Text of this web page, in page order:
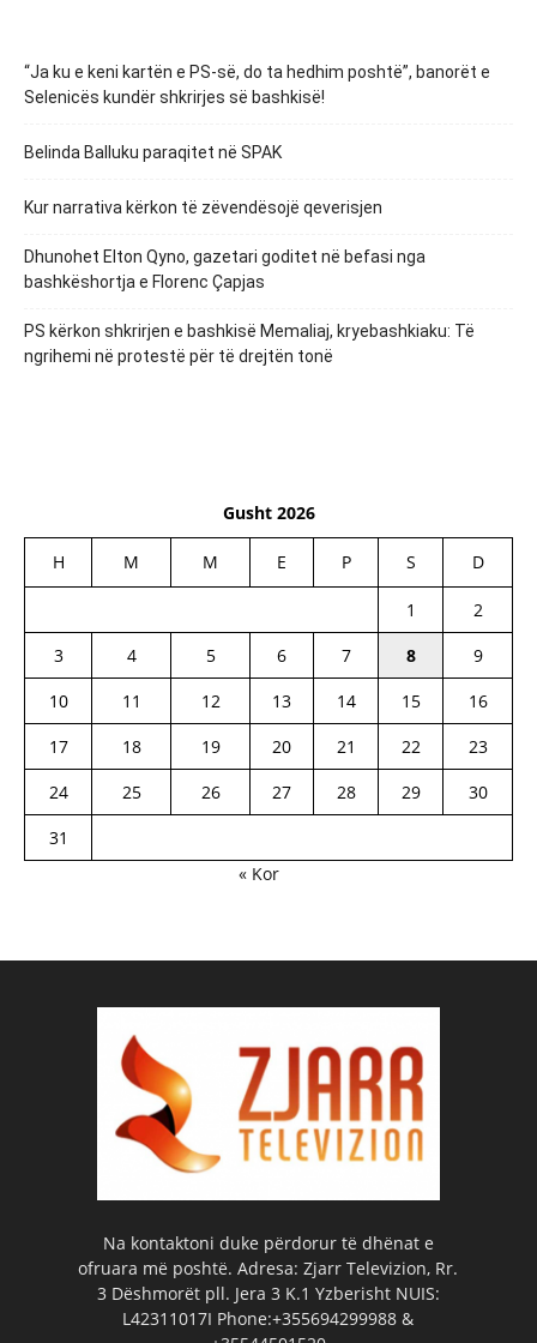
“Ja ku e keni kartën e PS-së, do ta hedhim poshtë”, banorët e
Selenicës kundër shkrirjes së bashkisë!
Belinda Balluku paraqitet në SPAK
Kur narrativa kërkon të zëvendësojë qeverisjen
Dhunohet Elton Qyno, gazetari goditet në befasi nga
bashkëshortja e Florenc Çapjas
PS kërkon shkrirjen e bashkisë Memaliaj, kryebashkiaku: Të
ngrihemi në protestë për të drejtën tonë
Gusht 2026
H M M E P S D
1
2
3
4 5 6 7 8
9
10
11 12 13 14 15
16
17
18 19 20 21 22
23
24
25 26 27 28 29
30
31
« Kor
Na kontaktoni duke përdorur të dhënat e
ofruara më poshtë. Adresa: Zjarr Televizion, Rr.
3 Dëshmorët pll. Jera 3 K.1 Yzberisht NUIS:
L42311017I Phone:+355694299988 &